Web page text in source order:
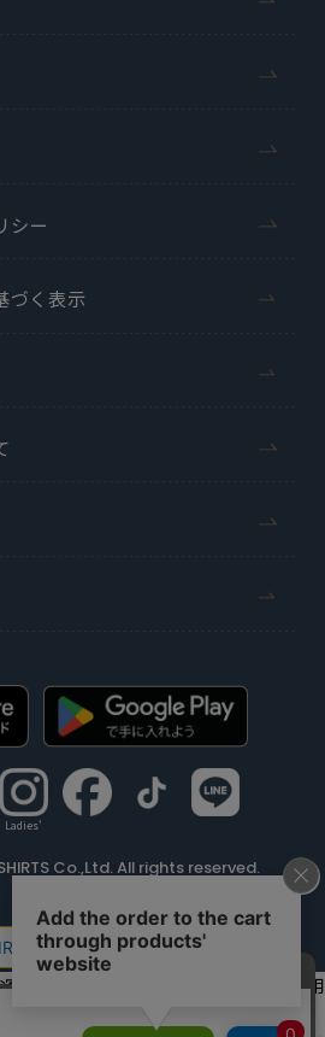
シー
づく表示
Ladies'
Co.,Ltd. All rights reserved.
様の利便性向上のためにクッキーを利用